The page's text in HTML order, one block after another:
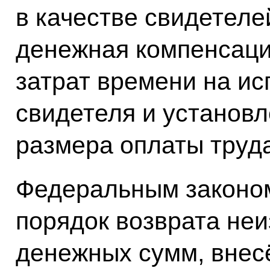
в качестве
денежная
затрат времени на
свидетеля и
размера оплаты
Федеральным
порядок возврата
денежных сумм,